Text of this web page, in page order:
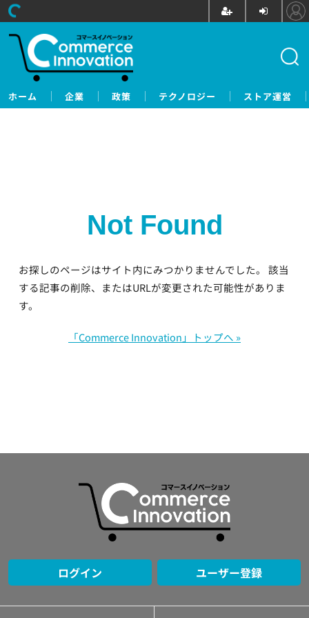
ホーム 企業 政策 テクノロジー ストア運営
Not Found
お探しのページはサイト内にみつかりませんでした。
該当
する記事の削除、またはURLが変更された可能性がありま
す。
「Commerce Innovation」トップへ »
ログイン ユーザー登録